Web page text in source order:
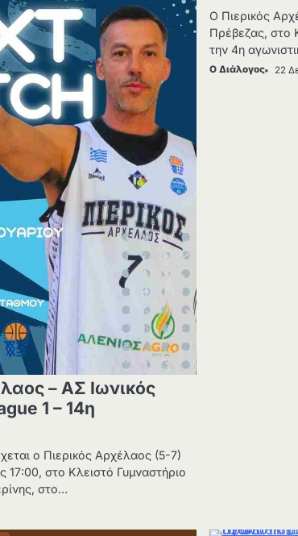
– ΑΣ Ιωνικός
1 – 14η
ο Πιερικός Αρχέλαος (5-7)
17:00, στο Κλειστό Γυμναστήριο
στο…
Ο Πιερικός
Πρέβεζας, στο
την 4η
Ο Διάλογος 22